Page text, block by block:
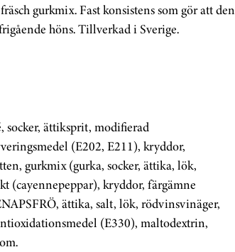
gurkmix. Fast konsistens som gör att den
höns. Tillverkad i Sverige.
socker, ättiksprit, modifierad
(E202, E211), kryddor,
gurkmix (gurka, socker, ättika, lök,
(cayennepeppar), kryddor, färgämne
ättika, salt, lök, rödvinsvinäger,
(E330), maltodextrin,